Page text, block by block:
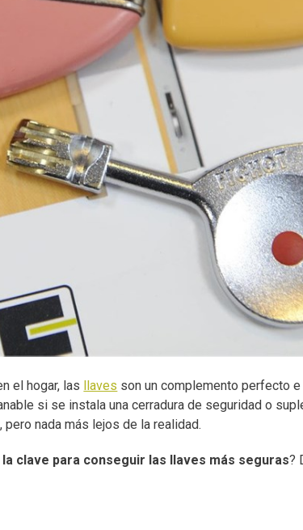
el hogar, las llaves son un complemento perfecto
si se instala una cerradura de seguridad o
nada más lejos de la realidad.
la clave para conseguir las llaves más seguras?